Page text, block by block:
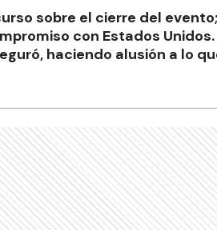
sobre el cierre del
con Estados
haciendo alusión a lo